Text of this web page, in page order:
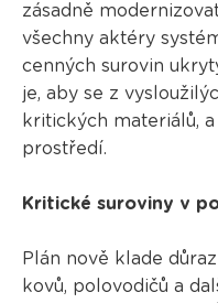
zásadně
všechny aktéry
cenných surovin
je, aby se z
kritických materiálů,
prostředí.
Kritické suroviny v
Plán nově klade
kovů, polovodičů a